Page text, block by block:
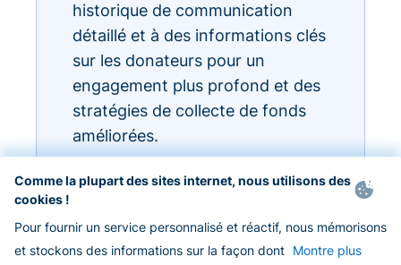
historique de communication
détaillé et à des informations clés
sur les donateurs pour un
engagement plus profond et des
stratégies de collecte de fonds
améliorées.
Comme la plupart des sites internet, nous utilisons des
cookies !
Pour fournir un service personnalisé et réactif, nous mémorisons
et stockons des informations sur la façon dont Montre plus